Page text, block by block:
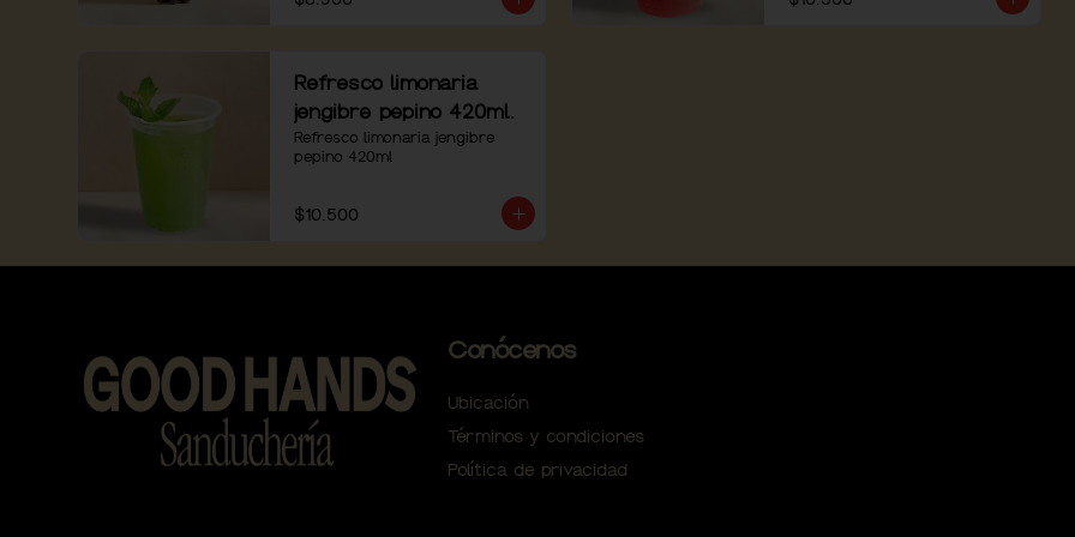
Refresco limonaria
jengibre pepino 420ml.
Refresco limonaria jengibre
pepino 420ml
$10.500
Conócenos
Ubicación
Términos y condiciones
Política de privacidad